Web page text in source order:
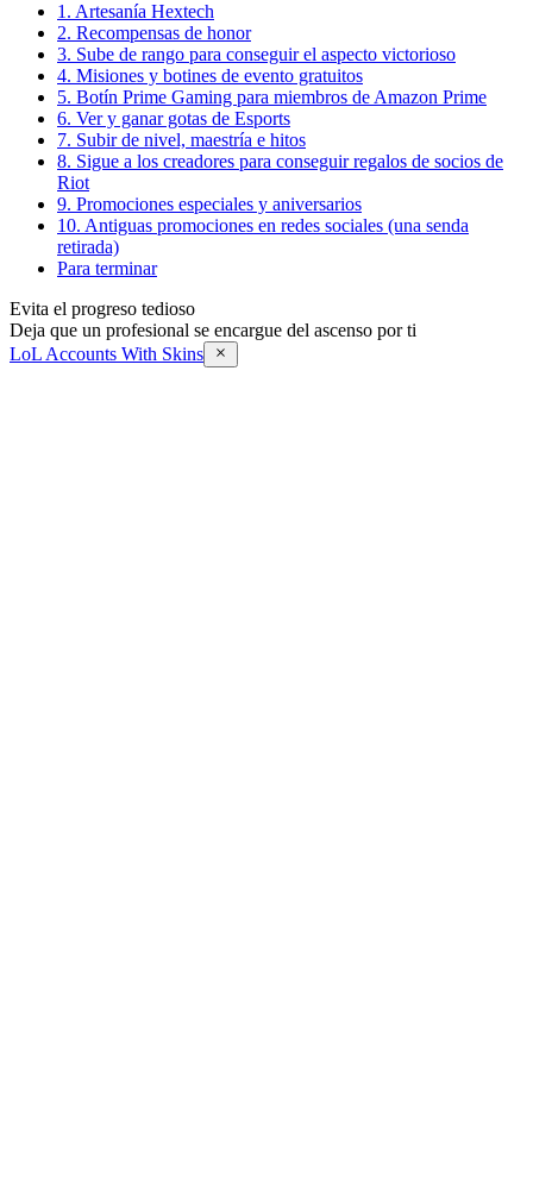
1. Artesanía Hextech
2. Recompensas de honor
3. Sube de rango para conseguir el aspecto victorioso
4. Misiones y botines de evento gratuitos
5. Botín Prime Gaming para miembros de Amazon Prime
6. Ver y ganar gotas de Esports
7. Subir de nivel, maestría e hitos
8. Sigue a los creadores para conseguir regalos de socios de
Riot
9. Promociones especiales y aniversarios
10. Antiguas promociones en redes sociales (una senda
retirada)
Para terminar
Evita el progreso tedioso
Deja que un profesional se encargue del ascenso por ti
LoL Accounts With Skins